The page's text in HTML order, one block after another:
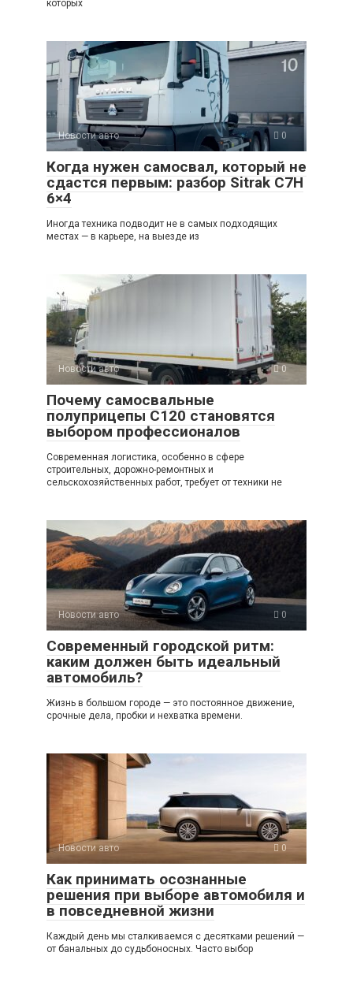
которых
Новости авто 0
Когда нужен самосвал, который не
сдастся первым: разбор Sitrak C7H
6×4
Иногда техника подводит не в самых подходящих
местах — в карьере, на выезде из
Новости авто 0
Почему самосвальные
полуприцепы C120 становятся
выбором профессионалов
Современная логистика, особенно в сфере
строительных, дорожно-ремонтных и
сельскохозяйственных работ, требует от техники не
Новости авто 0
Современный городской ритм:
каким должен быть идеальный
автомобиль?
Жизнь в большом городе — это постоянное движение,
срочные дела, пробки и нехватка времени.
Новости авто 0
Как принимать осознанные
решения при выборе автомобиля и
в повседневной жизни
Каждый день мы сталкиваемся с десятками решений —
от банальных до судьбоносных. Часто выбор